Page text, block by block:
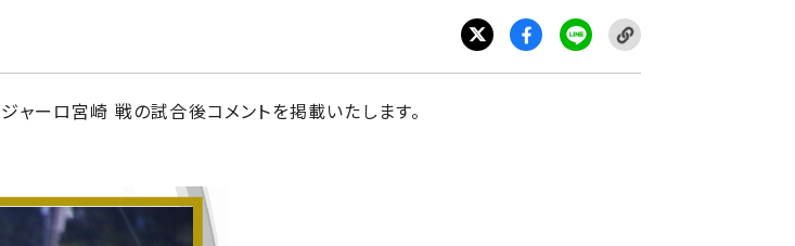
ーロ宮崎 戦の試合後コメントを掲載いたします。